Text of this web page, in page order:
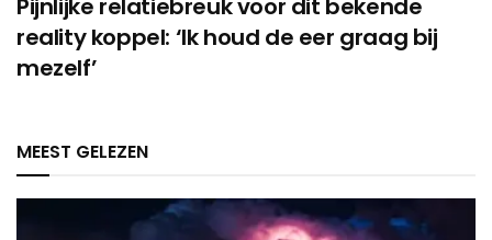
reality koppel: ‘Ik houd de eer graag bij
mezelf’
MEEST GELEZEN